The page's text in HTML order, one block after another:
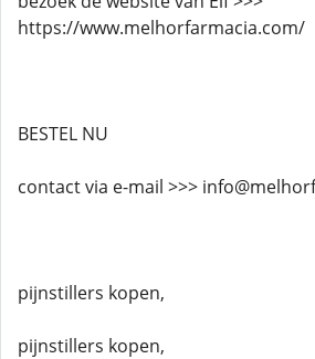
https://www.melhorfarmacia.com/
BESTEL NU
contact via e-mail >>>
pijnstillers kopen,
pijnstillers kopen,